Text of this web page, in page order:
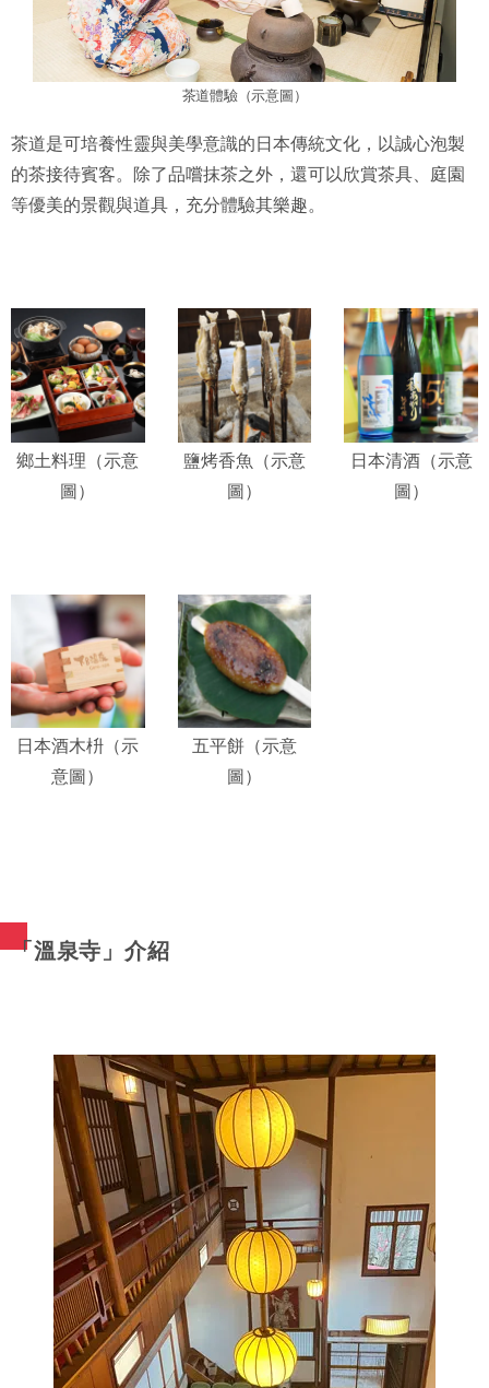
茶道體驗（示意圖）
茶道是可培養性靈與美學意識的日本傳統文化，以誠心泡製
的茶接待賓客。除了品嚐抹茶之外，還可以欣賞茶具、庭園
等優美的景觀與道具，充分體驗其樂趣。
鄉土料理（示意
圖）
鹽烤香魚（示意
圖）
日本清酒（示意
圖）
日本酒木枡（示
意圖）
五平餅（示意
圖）
「溫泉寺」介紹